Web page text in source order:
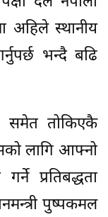
अहिले स्थानीय
भन्दै बढि
समेत तोकिएकै
लागि आफ्नो
प्रतिबद्धता
पुष्पकमल